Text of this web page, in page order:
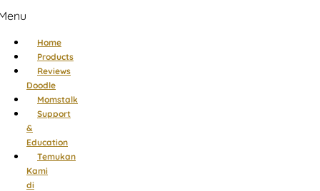
Home
Products
Reviews
Doodle
Momstalk
Support
&
Education
Temukan
Kami
di